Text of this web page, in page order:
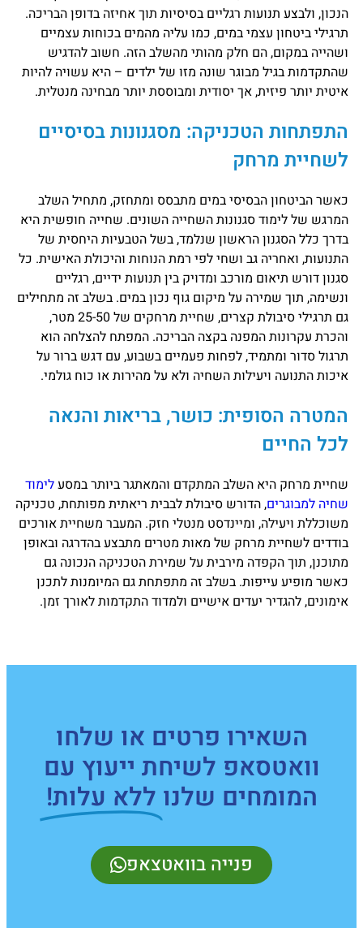
הנכון, ולבצע תנועות רגליים בסיסיות תוך אחיזה בדופן הבריכה.
תרגילי ביטחון עצמי במים, כמו עליה מהמים בכוחות עצמיים
ושהייה במקום, הם חלק מהותי מהשלב הזה. חשוב להדגיש
שהתקדמות בגיל מבוגר שונה מזו של ילדים – היא עשויה להיות
איטית יותר פיזית, אך יסודית ומבוססת יותר מבחינה מנטלית.
התפתחות הטכניקה: מסגנונות בסיסיים
לשחיית מרחק
כאשר הביטחון הבסיסי במים מתבסס ומתחזק, מתחיל השלב
המרגש של לימוד סגנונות השחייה השונים. שחייה חופשית היא
בדרך כלל הסגנון הראשון שנלמד, בשל הטבעיות היחסית של
התנועות, ואחריה גב ושחי לפי רמת הנוחות והיכולת האישית. כל
סגנון דורש תיאום מורכב ומדויק בין תנועות ידיים, רגליים
ונשימה, תוך שמירה על מיקום גוף נכון במים. בשלב זה מתחילים
גם תרגילי סיבולת קצרים, שחיית מרחקים של 25-50 מטר,
והכרת עקרונות המפנה בקצה הבריכה. המפתח להצלחה הוא
תרגול סדור ומתמיד, לפחות פעמיים בשבוע, עם דגש ברור על
איכות התנועה ויעילות השחיה ולא על מהירות או כוח גולמי.
המטרה הסופית: כושר, בריאות והנאה
לכל החיים
שחיית מרחק היא השלב המתקדם והמאתגר ביותר במסעלימוד
שחיה למבוגרים, הדורש סיבולת לבבית ריאתית מפותחת, טכניקה
משוכללת ויעילה, ומיינדסט מנטלי חזק. המעבר משחיית אורכים
בודדים לשחיית מרחק של מאות מטרים מתבצע בהדרגה ובאופן
מתוכנן, תוך הקפדה מירבית על שמירת הטכניקה הנכונה גם
כאשר מופיע עייפות. בשלב זה מתפתחת גם המיומנות לתכנן
אימונים, להגדיר יעדים אישיים ולמדוד התקדמות לאורך זמן.
השאירו פרטים או שלחו
וואטסאפ לשיחת ייעוץ עם
המומחים שלנו ללא עלות!
פנייה בוואטצאפ